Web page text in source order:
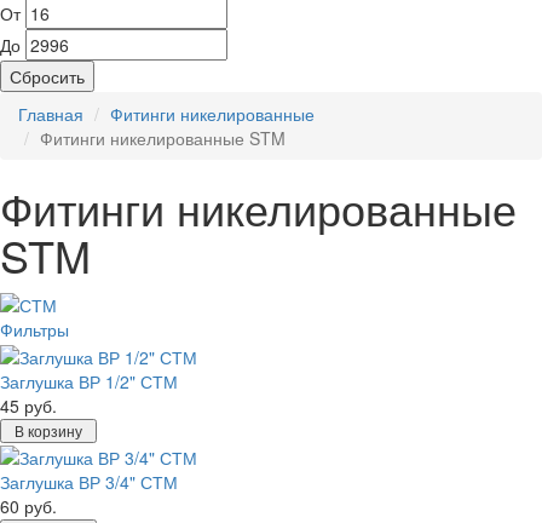
От
До
Сбросить
Главная
Фитинги никелированные
Фитинги никелированные STM
Фитинги никелированные
STM
Фильтры
Заглушка ВР 1/2" СТМ
45 руб.
В корзину
Заглушка ВР 3/4" СТМ
60 руб.